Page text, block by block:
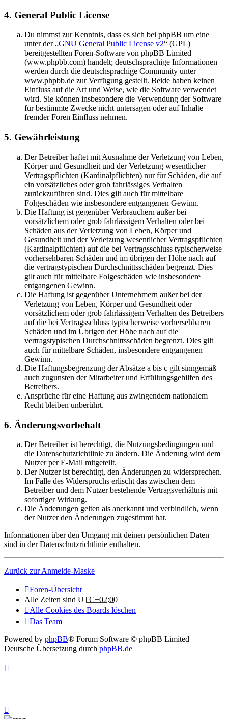
4. General Public License
Du nimmst zur Kenntnis, dass es sich bei phpBB um eine
unter der „GNU General Public License v2“ (GPL)
bereitgestellten Foren-Software von phpBB Limited
(www.phpbb.com) handelt; deutschsprachige Informationen
werden durch die deutschsprachige Community unter
www.phpbb.de zur Verfügung gestellt. Beide haben keinen
Einfluss auf die Art und Weise, wie die Software verwendet
wird. Sie können insbesondere die Verwendung der Software
für bestimmte Zwecke nicht untersagen oder auf Inhalte
fremder Foren Einfluss nehmen.
5. Gewährleistung
Der Betreiber haftet mit Ausnahme der Verletzung von Leben,
Körper und Gesundheit und der Verletzung wesentlicher
Vertragspflichten (Kardinalpflichten) nur für Schäden, die auf
ein vorsätzliches oder grob fahrlässiges Verhalten
zurückzuführen sind. Dies gilt auch für mittelbare
Folgeschäden wie insbesondere entgangenen Gewinn.
Die Haftung ist gegenüber Verbrauchern außer bei
vorsätzlichem oder grob fahrlässigem Verhalten oder bei
Schäden aus der Verletzung von Leben, Körper und
Gesundheit und der Verletzung wesentlicher Vertragspflichten
(Kardinalpflichten) auf die bei Vertragsschluss typischerweise
vorhersehbaren Schäden und im übrigen der Höhe nach auf
die vertragstypischen Durchschnittsschäden begrenzt. Dies
gilt auch für mittelbare Folgeschäden wie insbesondere
entgangenen Gewinn.
Die Haftung ist gegenüber Unternehmern außer bei der
Verletzung von Leben, Körper und Gesundheit oder
vorsätzlichem oder grob fahrlässigem Verhalten des Betreibers
auf die bei Vertragsschluss typischerweise vorhersehbaren
Schäden und im Übrigen der Höhe nach auf die
vertragstypischen Durchschnittsschäden begrenzt. Dies gilt
auch für mittelbare Schäden, insbesondere entgangenen
Gewinn.
Die Haftungsbegrenzung der Absätze a bis c gilt sinngemäß
auch zugunsten der Mitarbeiter und Erfüllungsgehilfen des
Betreibers.
Ansprüche für eine Haftung aus zwingendem nationalem
Recht bleiben unberührt.
6. Änderungsvorbehalt
Der Betreiber ist berechtigt, die Nutzungsbedingungen und
die Datenschutzrichtlinie zu ändern. Die Änderung wird dem
Nutzer per E-Mail mitgeteilt.
Der Nutzer ist berechtigt, den Änderungen zu widersprechen.
Im Falle des Widerspruchs erlischt das zwischen dem
Betreiber und dem Nutzer bestehende Vertragsverhältnis mit
sofortiger Wirkung.
Die Änderungen gelten als anerkannt und verbindlich, wenn
der Nutzer den Änderungen zugestimmt hat.
Informationen über den Umgang mit deinen persönlichen Daten
sind in der Datenschutzrichtlinie enthalten.
Zurück zur Anmelde-Maske
Foren-Übersicht
Alle Zeiten sind UTC+02:00
Alle Cookies des Boards löschen
Das Team
Powered by phpBB® Forum Software © phpBB Limited
Deutsche Übersetzung durch phpBB.de